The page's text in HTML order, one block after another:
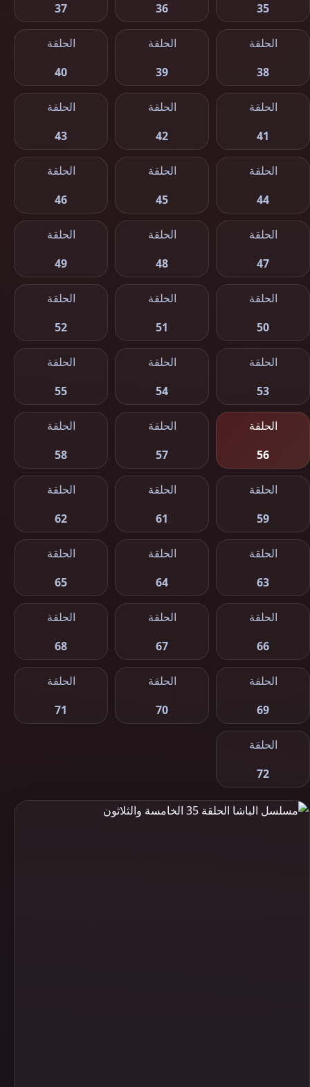
35
36
37
الحلقة
38
الحلقة
39
الحلقة
40
الحلقة
41
الحلقة
42
الحلقة
43
الحلقة
44
الحلقة
45
الحلقة
46
الحلقة
47
الحلقة
48
الحلقة
49
الحلقة
50
الحلقة
51
الحلقة
52
الحلقة
53
الحلقة
54
الحلقة
55
الحلقة
56
الحلقة
57
الحلقة
58
الحلقة
59
الحلقة
61
الحلقة
62
الحلقة
63
الحلقة
64
الحلقة
65
الحلقة
66
الحلقة
67
الحلقة
68
الحلقة
69
الحلقة
70
الحلقة
71
الحلقة
72